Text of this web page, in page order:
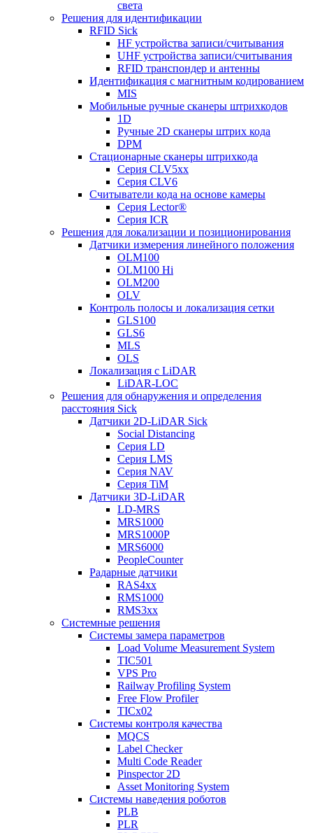
света
Решения для идентификации
RFID Sick
HF устройства записи/считывания
UHF устройства записи/считывания
RFID транспондер и антенны
Идентификация с магнитным кодированием
MIS
Мобильные ручные сканеры штрихкодов
1D
Ручные 2D сканеры штрих кода
DPM
Стационарные сканеры штрихкода
Серия CLV5xx
Серия CLV6
Считыватели кода на основе камеры
Серия Lector®
Серия ICR
Решения для локализации и позиционирования
Датчики измерения линейного положения
OLM100
OLM100 Hi
OLM200
OLV
Контроль полосы и локализация сетки
GLS100
GLS6
MLS
OLS
Локализация с LiDAR
LiDAR-LOC
Решения для обнаружения и определения
расстояния Sick
Датчики 2D-LiDAR Sick
Social Distancing
Серия LD
Серия LMS
Серия NAV
Серия TiM
Датчики 3D-LiDAR
LD-MRS
MRS1000
MRS1000P
MRS6000
PeopleCounter
Радарные датчики
RAS4xx
RMS1000
RMS3xx
Системные решения
Системы замера параметров
Load Volume Measurement System
TIC501
VPS Pro
Railway Profiling System
Free Flow Profiler
TICx02
Системы контроля качества
MQCS
Label Checker
Multi Code Reader
Pinspector 2D
Asset Monitoring System
Системы наведения роботов
PLB
PLR